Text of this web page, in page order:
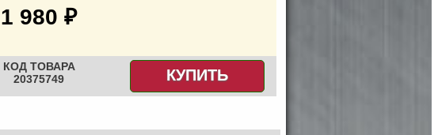
1 980 ₽
КОД ТОВАРА
20375749
КУПИТЬ